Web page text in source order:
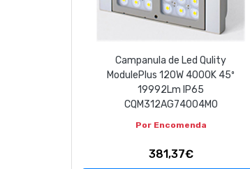
Campanula de Led Qulity
ModulePlus 120W 4000K 45º
19992Lm IP65
CQM312AG74004M0
Por Encomenda
381,37€